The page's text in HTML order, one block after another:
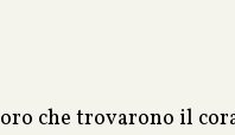
che trovarono il